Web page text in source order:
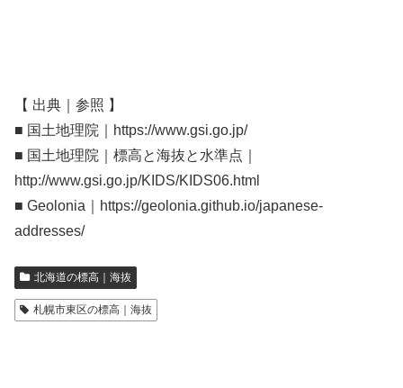
【 出典｜参照 】
■ 国土地理院｜https://www.gsi.go.jp/
■ 国土地理院｜標高と海抜と水準点｜
http://www.gsi.go.jp/KIDS/KIDS06.html
■ Geolonia｜https://geolonia.github.io/japanese-
addresses/
北海道の標高｜海抜
札幌市東区の標高｜海抜